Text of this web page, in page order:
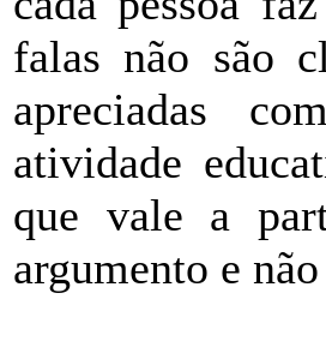
falas não são
apreciadas
atividade
que vale a
argumento e